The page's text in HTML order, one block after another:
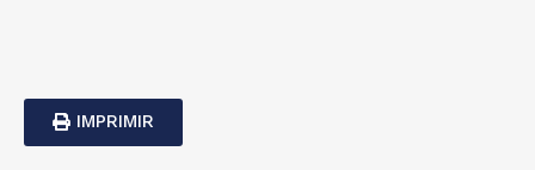
IMPRIMIR